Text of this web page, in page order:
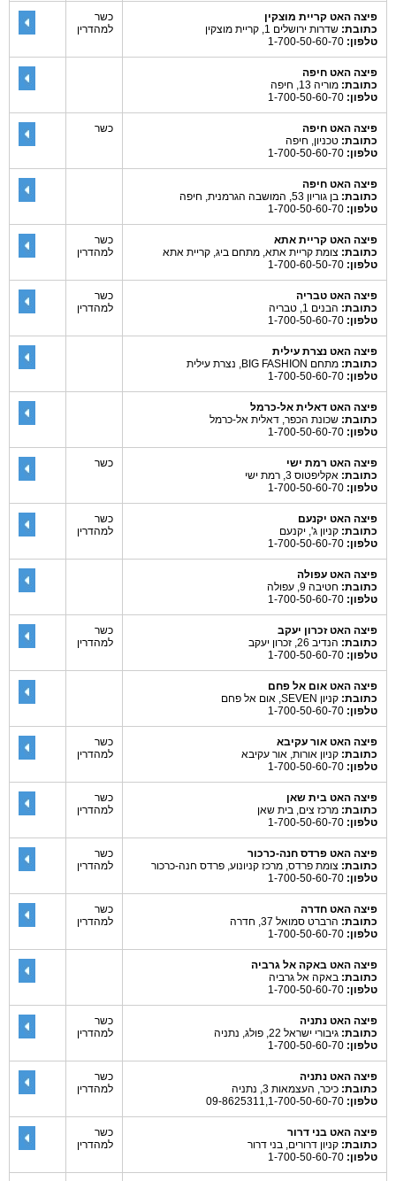
פיצה האט קריית מוצקין
כתובת: שדרות ירושלים 1, קריית מוצקין
טלפון:
כשר
למהדרין
פיצה האט חיפה
כתובת: מוריה 13, חיפה
טלפון:
פיצה האט חיפה
כתובת: טכניון, חיפה
טלפון:
כשר
פיצה האט חיפה
כתובת: בן גוריון 53, המושבה הגרמנית, חיפה
טלפון:
פיצה האט קריית אתא
כתובת: צומת קריית אתא, מתחם ביג, קריית אתא
טלפון:
כשר
למהדרין
פיצה האט טבריה
כתובת: הבנים 1, טבריה
טלפון:
כשר
למהדרין
פיצה האט נצרת עילית
כתובת: מתחם BIG FASHION, נצרת עילית
טלפון:
פיצה האט דאלית אל-כרמל
כתובת: שכונת הכפר, דאלית אל-כרמל
טלפון:
פיצה האט רמת ישי
כתובת: אקליפטוס 3, רמת ישי
טלפון:
כשר
פיצה האט יקנעם
כתובת: קניון ג', יקנעם
טלפון:
כשר
למהדרין
פיצה האט עפולה
כתובת: חטיבה 9, עפולה
טלפון:
פיצה האט זכרון יעקב
כתובת: הנדיב 26, זכרון יעקב
טלפון:
כשר
למהדרין
פיצה האט אום אל פחם
כתובת: קניון SEVEN, אום אל פחם
טלפון:
פיצה האט אור עקיבא
כתובת: קניון אורות, אור עקיבא
טלפון:
כשר
למהדרין
פיצה האט בית שאן
כתובת: מרכז צים, בית שאן
טלפון:
כשר
למהדרין
פיצה האט פרדס חנה-כרכור
כתובת: צומת פרדס, מרכז קניונוע, פרדס חנה-כרכור
טלפון:
כשר
למהדרין
פיצה האט חדרה
כתובת: הרברט סמואל 37, חדרה
טלפון:
כשר
למהדרין
פיצה האט באקה אל גרביה
כתובת: באקה אל גרביה
טלפון:
פיצה האט נתניה
כתובת: גיבורי ישראל 22, פולג, נתניה
טלפון:
כשר
למהדרין
פיצה האט נתניה
כתובת: כיכר, העצמאות 3, נתניה
טלפון:
כשר
למהדרין
פיצה האט בני דרור
כתובת: קניון דרורים, בני דרור
טלפון:
כשר
למהדרין